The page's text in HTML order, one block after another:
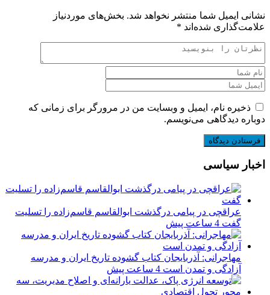
نشانی ایمیل شما منتشر نخواهد شد. بخش‌های موردنیاز
علامت‌گذاری شده‌اند *
ذخیره نام، ایمیل و وبسایت من در مرورگر برای زمانی که
دوباره دیدگاهی می‌نویسم.
اخبار سیاسی
عراقچی در پیامی درگذشت ابوالقاسم قاسم‌زاده را تسلیت
گفت 4 ساعت پیش
مهاجرانی: آذربایجان کتاب گشوده تاریخ ایران و مدرسه
آزادگی و تمدن است 4 ساعت پیش